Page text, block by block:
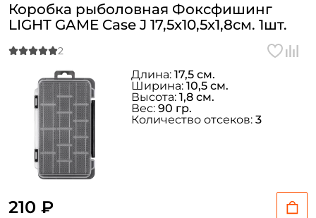
Коробка рыболовная Фоксфишинг
LIGHT GAME Case J 17,5x10,5x1,8см. 1шт.
210 ₽
Длина: 17,5 см.
Ширина: 10,5 см.
Высота: 1,8 см.
Вес: 90 гр.
Количество отсеков: 3